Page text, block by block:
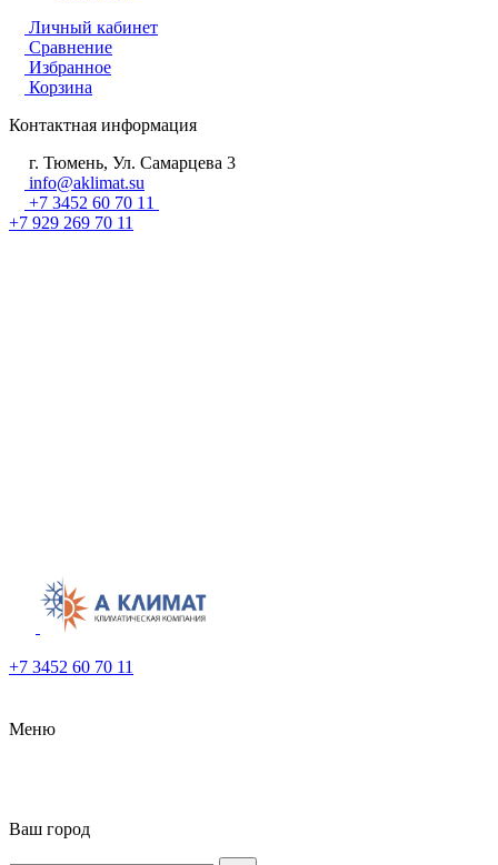
Личный кабинет
Сравнение
Избранное
Корзина
Контактная информация
г. Тюмень, Ул. Самарцева 3
info@aklimat.su
+7 3452 60 70 11
+7 929 269 70 11
+7 3452 60 70 11
Меню
Ваш город